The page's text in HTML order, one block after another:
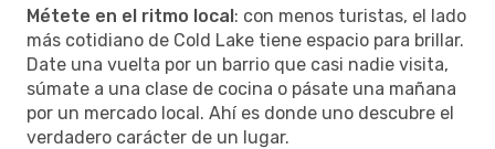
Métete en el ritmo local: con menos turistas, el lado
más cotidiano de Cold Lake tiene espacio para brillar.
Date una vuelta por un barrio que casi nadie visita,
súmate a una clase de cocina o pásate una mañana
por un mercado local. Ahí es donde uno descubre el
verdadero carácter de un lugar.